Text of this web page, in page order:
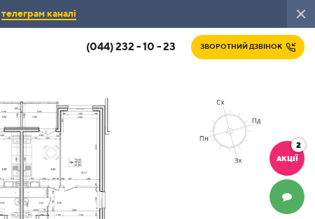
телеграм каналі
(044) 232 - 10 - 23 ЗВОРОТНИЙ ДЗВІНОК
АКЦІЇ
2
ЧАТ